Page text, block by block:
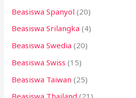
Beasiswa Spanyol (20)
Beasiswa Srilangka (4)
Beasiswa Swedia (20)
Beasiswa Swiss (15)
Beasiswa Taiwan (25)